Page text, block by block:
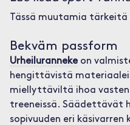
Tässä muutamia
Bekväm passform
Urheilurannekeon
hengittävistä
miellyttäviltä ihoa vasten
treeneissä. Säädettävät
sopivuuden eri